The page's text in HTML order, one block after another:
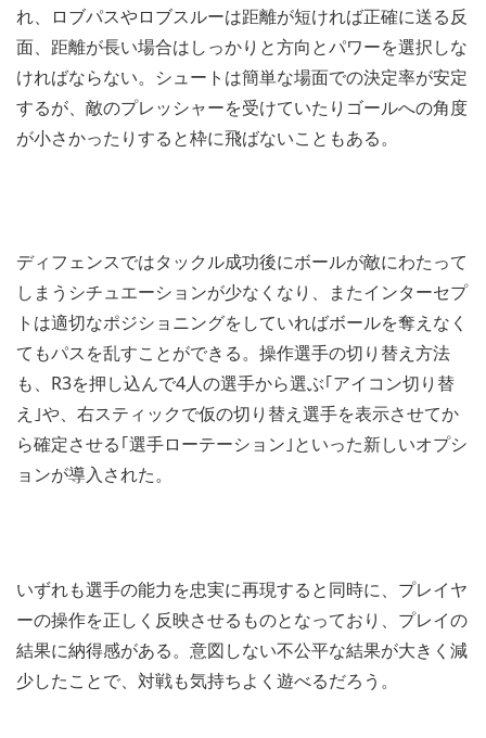
れ、ロブパスやロブスルーは距離が短ければ正確に送る反
面、距離が長い場合はしっかりと方向とパワーを選択しな
ければならない。シュートは簡単な場面での決定率が安定
するが、敵のプレッシャーを受けていたりゴールへの角度
が小さかったりすると枠に飛ばないこともある。
ディフェンスではタックル成功後にボールが敵にわたって
しまうシチュエーションが少なくなり、またインターセプ
トは適切なポジショニングをしていればボールを奪えなく
てもパスを乱すことができる。操作選手の切り替え方法
も、R3を押し込んで4人の選手から選ぶ｢アイコン切り替
え｣や、右スティックで仮の切り替え選手を表示させてか
ら確定させる｢選手ローテーション｣といった新しいオプシ
ョンが導入された。
いずれも選手の能力を忠実に再現すると同時に、プレイヤ
ーの操作を正しく反映させるものとなっており、プレイの
結果に納得感がある。意図しない不公平な結果が大きく減
少したことで、対戦も気持ちよく遊べるだろう。